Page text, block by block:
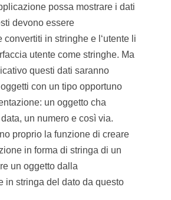
possa mostrare i dati
devono essere
convertiti in stringhe e l‘utente li
utente come stringhe. Ma
questi dati saranno
con un tipo opportuno
un oggetto cha
un numero e così via.
proprio la funzione di creare
in forma di stringa di un
un oggetto dalla
in stringa del dato da questo